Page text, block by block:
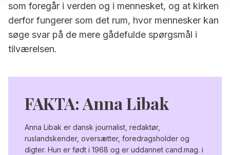
som foregår i verden og i mennesket, og at kirken
derfor fungerer som det rum, hvor mennesker kan
søge svar på de mere gådefulde spørgsmål i
tilværelsen.
FAKTA: Anna Libak
Anna Libak er dansk journalist, redaktør,
ruslandskender, oversætter, foredragsholder og
digter. Hun er født i 1968 og er uddannet cand.mag. i